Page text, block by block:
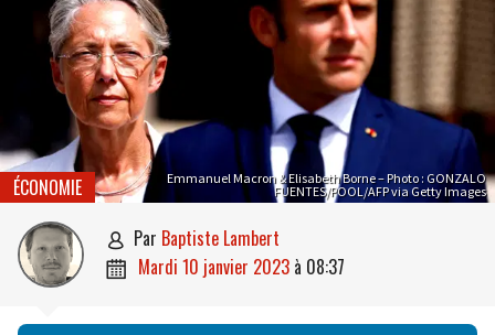
Emmanuel Macron & Elisabeth Borne – Photo : GONZALO
FUENTES/POOL/AFP via Getty Images
ÉCONOMIE
 par Baptiste Lambert
 mardi 10 janvier 2023 à 08:37